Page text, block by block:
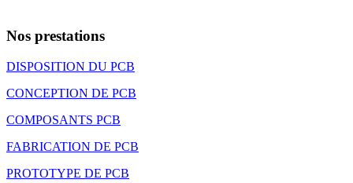
Nos prestations
DISPOSITION DU PCB
CONCEPTION DE PCB
COMPOSANTS PCB
FABRICATION DE PCB
PROTOTYPE DE PCB